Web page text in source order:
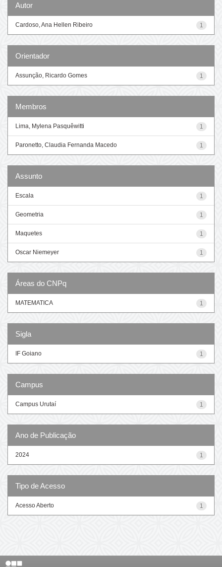
Autor
1
Cardoso, Ana Hellen Ribeiro
Orientador
1
Assunção, Ricardo Gomes
Membros
1
Lima, Mylena Pasquêwitti
1
Paronetto, Claudia Fernanda Macedo
Assunto
1
Escala
1
Geometria
1
Maquetes
1
Oscar Niemeyer
Áreas do CNPq
1
MATEMATICA
Sigla
1
IF Goiano
Campus
1
Campus Urutaí
Ano de Publicação
1
2024
Tipo de Acesso
1
Acesso Aberto